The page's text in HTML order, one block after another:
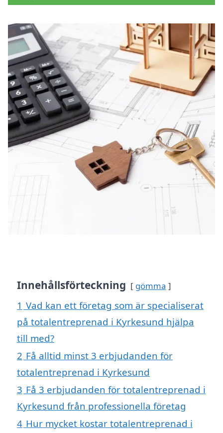
Innehållsförteckning gömma
1 Vad kan ett företag som är specialiserat
på totalentreprenad i Kyrkesund hjälpa
till med?
2 Få alltid minst 3 erbjudanden för
totalentreprenad i Kyrkesund
3 Få 3 erbjudanden för totalentreprenad i
Kyrkesund från professionella företag
4 Hur mycket kostar totalentreprenad i